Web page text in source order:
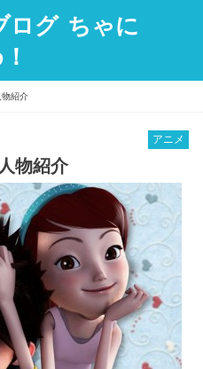
ログ ちゃに
物紹介
アニメ
物紹介